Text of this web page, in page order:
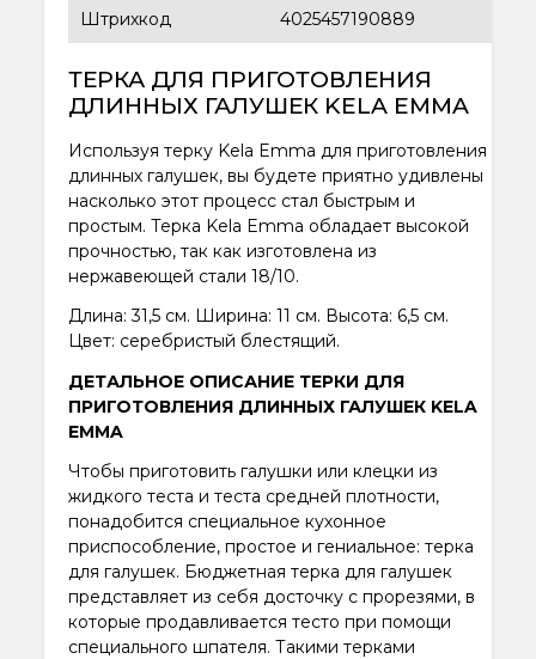
Штрихкод 4025457190889
ТЕРКА ДЛЯ ПРИГОТОВЛЕНИЯ
ДЛИННЫХ ГАЛУШЕК KELA EMMA
Используя терку Kela Emma для приготовления
длинных галушек, вы будете приятно удивлены
насколько этот процесс стал быстрым и
простым. Терка Kela Emma обладает высокой
прочностью, так как изготовлена из
нержавеющей стали 18/10.
Длина: 31,5 см. Ширина: 11 см. Высота: 6,5 см.
Цвет: серебристый блестящий.
ДЕТАЛЬНОЕ ОПИСАНИЕ ТЕРКИ ДЛЯ
ПРИГОТОВЛЕНИЯ ДЛИННЫХ ГАЛУШЕК KELA
EMMA
Чтобы приготовить галушки или клецки из
жидкого теста и теста средней плотности,
понадобится специальное кухонное
приспособление, простое и гениальное: терка
для галушек. Бюджетная терка для галушек
представляет из себя досточку с прорезями, в
которые продавливается тесто при помощи
специального шпателя. Такими терками